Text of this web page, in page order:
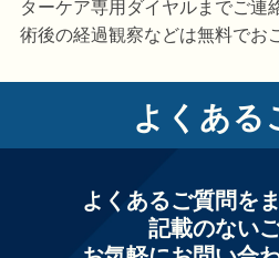
ターケア専用ダイヤルまでご連
術後の経過観察などは無料でお
よくある
よくあるご質問を
記載のない